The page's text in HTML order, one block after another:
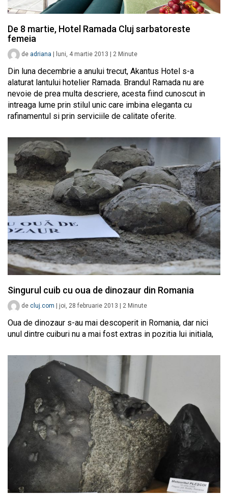
De 8 martie, Hotel Ramada Cluj sarbatoreste
femeia
de adriana luni, 4 martie 2013 2 Minute
Din luna decembrie a anului trecut, Akantus Hotel s-a
alaturat lantului hotelier Ramada. Brandul Ramada nu are
nevoie de prea multa descriere, acesta fiind cunoscut in
intreaga lume prin stilul unic care imbina eleganta cu
rafinamentul si prin serviciile de calitate oferite.
Singurul cuib cu oua de dinozaur din Romania
de cluj.com joi, 28 februarie 2013 2 Minute
Oua de dinozaur s-au mai descoperit in Romania, dar nici
unul dintre cuiburi nu a mai fost extras in pozitia lui initiala,